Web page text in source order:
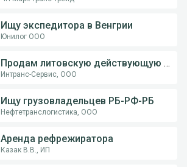
Ищу экспедитора в Венгрии
Юнилог ООО
Продам литовскую действующую компанию
Интранс-Сервис, ООО
Ищу грузовладельцев РБ-РФ-РБ
Нефтетранслогистика, ООО
Аренда рефрежиратора
Казак В.В., ИП